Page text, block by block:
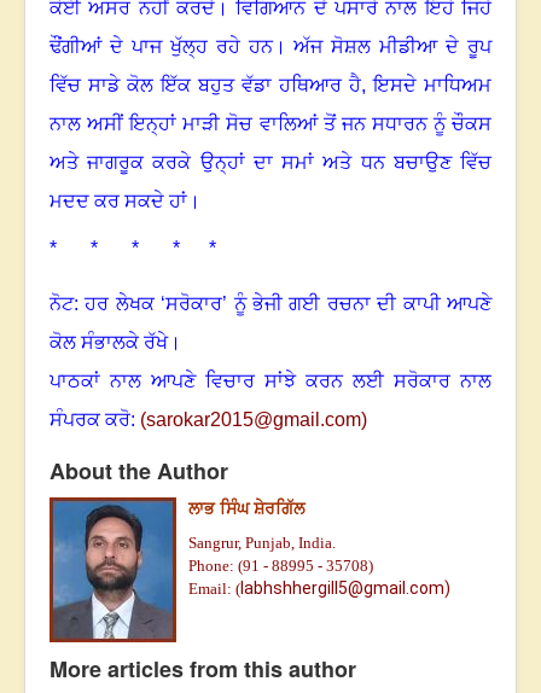
ਕੋਈ ਅਸਰ ਨਹੀਂ ਕਰਦੇ ।ਵਿਗਿਆਨ ਦੇ ਪਸਾਰੇ ਨਾਲ ਇਹੋ ਜਿਹੇ
ਢੌਂਗੀਆਂ ਦੇ ਪਾਜ ਖੁੱਲ੍ਹ ਰਹੇ ਹਨ।ਅੱਜ ਸੋਸ਼ਲ ਮੀਡੀਆ ਦੇ ਰੂਪ
ਵਿੱਚ ਸਾਡੇ ਕੋਲ ਇੱਕ ਬਹੁਤ ਵੱਡਾ ਹਥਿਆਰ ਹੈ, ਇਸਦੇ ਮਾਧਿਅਮ
ਨਾਲ ਅਸੀਂ ਇਨ੍ਹਾਂ ਮਾੜੀ ਸੋਚ ਵਾਲਿਆਂ ਤੋਂ ਜਨ ਸਧਾਰਨ ਨੂੰ ਚੌਕਸ
ਅਤੇ ਜਾਗਰੂਕ ਕਰਕੇ ਉਨ੍ਹਾਂ ਦਾ ਸਮਾਂ ਅਤੇ ਧਨ ਬਚਾਉਣ ਵਿੱਚ
ਮਦਦ ਕਰ ਸਕਦੇ ਹਾਂ ।
* * * * *
ਨੋਟ: ਹਰ ਲੇਖਕ ‘ਸਰੋਕਾਰ’ ਨੂੰ ਭੇਜੀ ਗਈ ਰਚਨਾ ਦੀ ਕਾਪੀ ਆਪਣੇ
ਕੋਲ ਸੰਭਾਲਕੇ ਰੱਖੇ।
ਪਾਠਕਾਂ ਨਾਲ ਆਪਣੇ ਵਿਚਾਰ ਸਾਂਝੇ ਕਰਨ ਲਈ ਸਰੋਕਾਰ ਨਾਲ
ਸੰਪਰਕ ਕਰੋ: (sarokar2015@gmail.com)
About the Author
ਲਾਭ ਸਿੰਘ ਸ਼ੇਰਗਿੱਲ
Sangrur, Punjab, India.
Phone: (91 - 88995 - 35708)
Email: ( labhshhergill5@gmail.com)
More articles from this author